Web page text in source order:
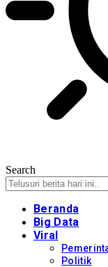
Search
Beranda
Big Data
Viral
Politik